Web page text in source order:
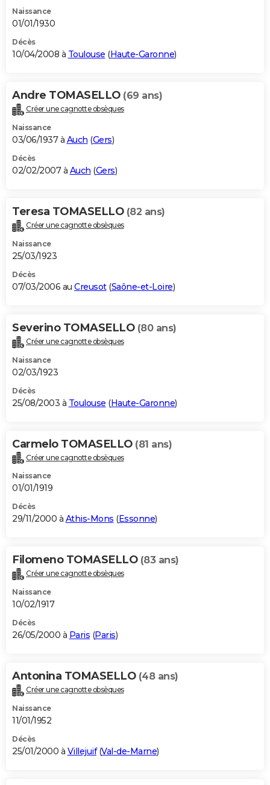
Naissance
01/01/1930
Décès
10/04/2008 à Toulouse (Haute-Garonne)
Andre TOMASELLO (69 ans)
Créer une cagnotte obsèques
Naissance
03/06/1937 à Auch (Gers)
Décès
02/02/2007 à Auch (Gers)
Teresa TOMASELLO (82 ans)
Créer une cagnotte obsèques
Naissance
25/03/1923
Décès
07/03/2006 au Creusot(Saône-et-Loire)
Severino TOMASELLO (80 ans)
Créer une cagnotte obsèques
Naissance
02/03/1923
Décès
25/08/2003 à Toulouse (Haute-Garonne)
Carmelo TOMASELLO (81 ans)
Créer une cagnotte obsèques
Naissance
01/01/1919
Décès
29/11/2000 à Athis-Mons (Essonne)
Filomeno TOMASELLO (83 ans)
Créer une cagnotte obsèques
Naissance
10/02/1917
Décès
26/05/2000 à Paris (Paris)
Antonina TOMASELLO (48 ans)
Créer une cagnotte obsèques
Naissance
11/01/1952
Décès
25/01/2000 à Villejuif(Val-de-Marne)